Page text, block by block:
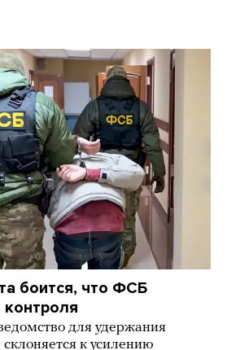
боится, что ФСБ
для удержания
к усилению